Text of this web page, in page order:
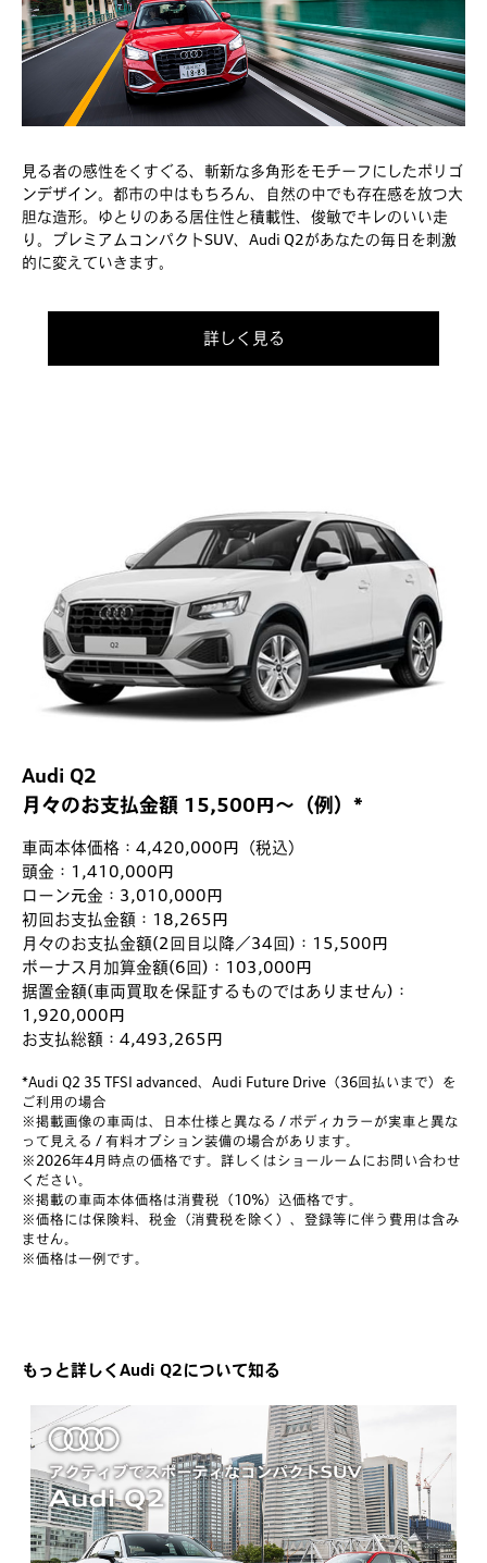
見る者の感性をくすぐる、斬新な多角形をモチーフにしたポリゴ
ンデザイン。都市の中はもちろん、自然の中でも存在感を放つ大
胆な造形。ゆとりのある居住性と積載性、俊敏でキレのいい走
り。プレミアムコンパクトSUV、Audi Q2があなたの毎日を刺激
的に変えていきます。
詳しく見る
Audi Q2
月々のお支払金額 15,500円～（例）*
車両本体価格：4,420,000円（税込）
頭金：1,410,000円
ローン元金：3,010,000円
初回お支払金額：18,265円
月々のお支払金額(2回目以降／34回)：15,500円
ボーナス月加算金額(6回)：103,000円
据置金額(車両買取を保証するものではありません)：
1,920,000円
お支払総額：4,493,265円
*Audi Q2 35 TFSI advanced、Audi Future Drive（36回払いまで）を
ご利用の場合
※掲載画像の車両は、日本仕様と異なる / ボディカラーが実車と異な
って見える / 有料オプション装備の場合があります。
※2026年4月時点の価格です。詳しくはショールームにお問い合わせ
ください。
※掲載の車両本体価格は消費税（10%）込価格です。
※価格には保険料、税金（消費税を除く）、登録等に伴う費用は含み
ません。
※価格は一例です。
もっと詳しくAudi Q2について知る